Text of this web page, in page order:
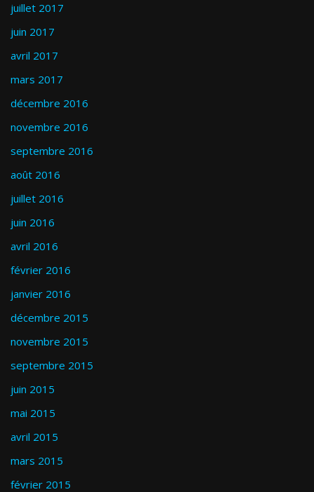
juillet 2017
juin 2017
avril 2017
mars 2017
décembre 2016
novembre 2016
septembre 2016
août 2016
juillet 2016
juin 2016
avril 2016
février 2016
janvier 2016
décembre 2015
novembre 2015
septembre 2015
juin 2015
mai 2015
avril 2015
mars 2015
février 2015